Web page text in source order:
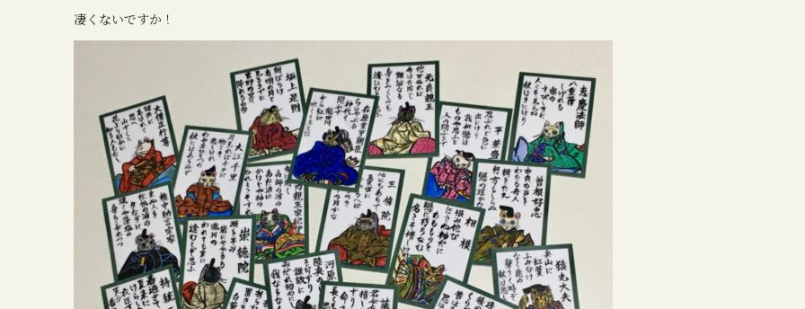
凄くないですか！